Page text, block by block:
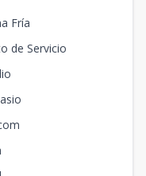
Fría
de Servicio